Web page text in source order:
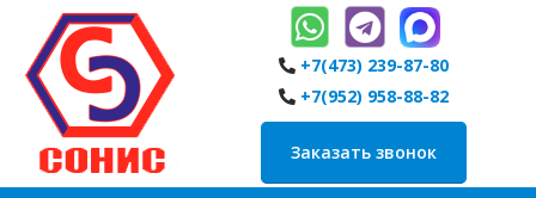
+7(473) 239-87-80
+7(952) 958-88-82
Заказать звонок